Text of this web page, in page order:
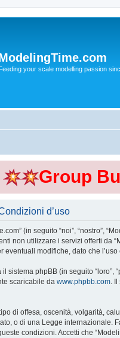
your scale modelling passion
Group
d’uso
(in seguito “noi”, “nostro”,
non utilizzare i servizi offerti da
eventuali modifiche, dato che
sistema phpBB (in seguito “loro”,
scaricabile da www.phpbb.com.
di offesa, oscenità, volgarità,
o di una Legge internazionale.
condizioni. Accetti che